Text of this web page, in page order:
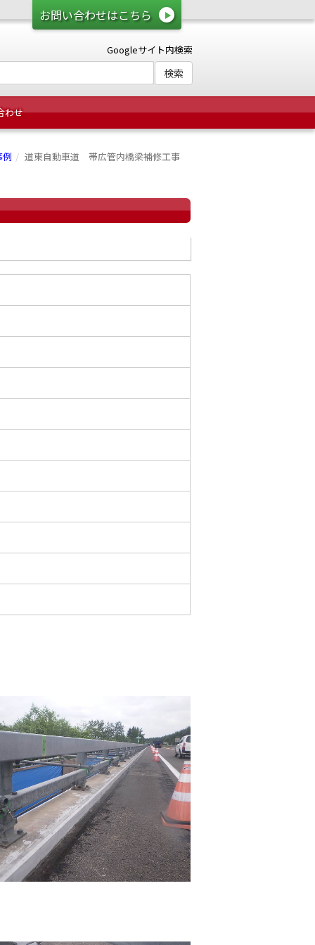
お問い合わせはこちら
Googleサイト内検索
わせ
例 道東自動車道 帯広管内橋梁補修工事